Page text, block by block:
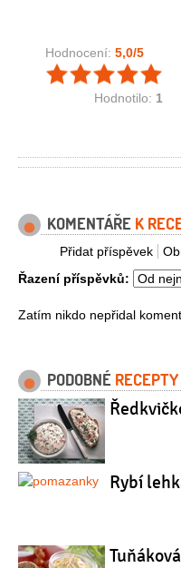
Hodnocení: 5,0/5
Hodnotilo: 1
KOMENTÁŘE K
Přidat příspěvek
Řazení příspěvků:
Zatím nikdo nepřidal
PODOBNÉ RECEPTY
Rybí